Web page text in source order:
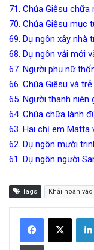
71. Chúa Giêsu chữa
70. Chúa Giêsu mục
69. Dụ ngôn xây nhà
68. Dụ ngôn vải mới
67. Người phụ nữ
66. Chúa Giêsu và
65. Người thanh niên
64. Chúa chữa lành
63. Hai chị em Matta
62. Dụ ngôn mười
61. Dụ ngôn người
Tags Khải hoàn